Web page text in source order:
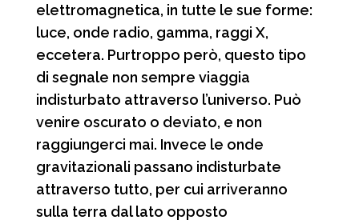
elettromagnetica, in tutte le sue forme:
luce, onde radio, gamma, raggi X,
eccetera. Purtroppo però, questo tipo
di segnale non sempre viaggia
indisturbato attraverso l’universo. Può
venire oscurato o deviato, e non
raggiungerci mai. Invece le onde
gravitazionali passano indisturbate
attraverso tutto, per cui arriveranno
sulla terra dal lato opposto